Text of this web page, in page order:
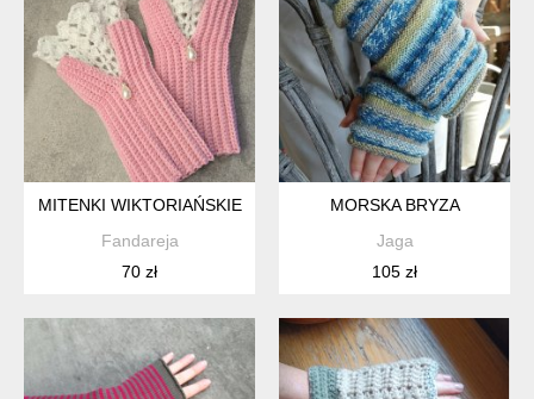
MITENKI WIKTORIAŃSKIE
Fandareja
70 zł
MORSKA BRYZA
Jaga
105 zł